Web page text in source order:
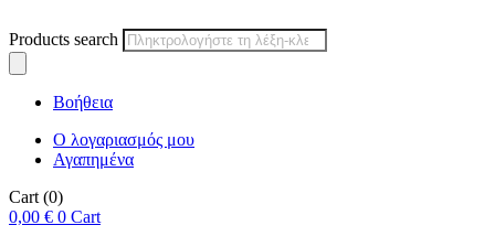
Products search
Βοήθεια
Ο λογαριασμός μου
Αγαπημένα
Cart (0)
0,00 € 0 Cart